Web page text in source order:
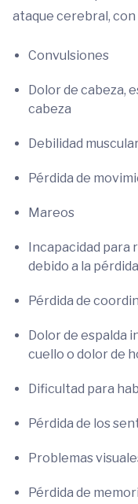
ataque cerebral,
Convulsiones
Dolor de cabeza,
cabeza
Debilidad
Pérdida de
Mareos
Incapacidad para
debido a la
Pérdida de
Dolor de espalda
cuello o dolor de
Dificultad para
Pérdida de los
Problemas
Pérdida de